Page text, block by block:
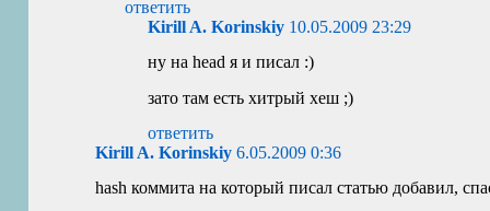
ответить
Kirill A. Korinskiy 10.05.2009 23:29
ну на head я и писал :)
зато там есть хитрый хеш ;)
ответить
Kirill A. Korinskiy 6.05.2009 0:36
hash коммита на который писал статью добавил,